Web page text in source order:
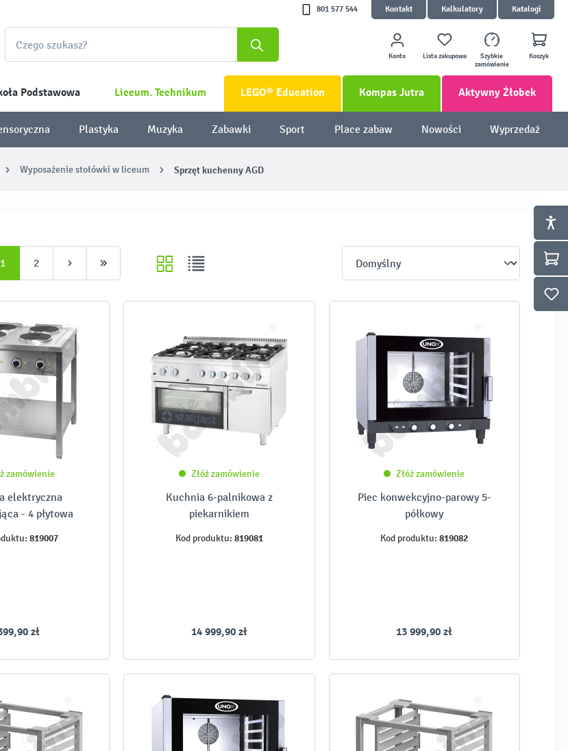
801 577 544 Kontakt Kalkulatory Katalogi
Konto Lista zakupowa
Szybkie
zamówienie
Koszyk
Podstawowa Liceum. Technikum LEGO® Education Kompas Jutra Aktywny Żłobek
Plastyka Muzyka Zabawki Sport Place zabaw Nowości Wyprzedaż
Wyposażenie stołówki w liceum Sprzęt kuchenny AGD
1 2
zamówienie
elektryczna
- 4 płytowa
819007
zł
Złóż zamówienie
Kuchnia 6-palnikowa z
piekarnikiem
Kod produktu: 819081
14 999,90 zł
Złóż zamówienie
Piec konwekcyjno-parowy 5-
półkowy
Kod produktu: 819082
13 999,90 zł